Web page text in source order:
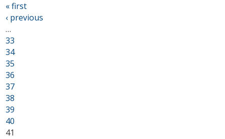
« first
‹ previous
…
33
34
35
36
37
38
39
40
41